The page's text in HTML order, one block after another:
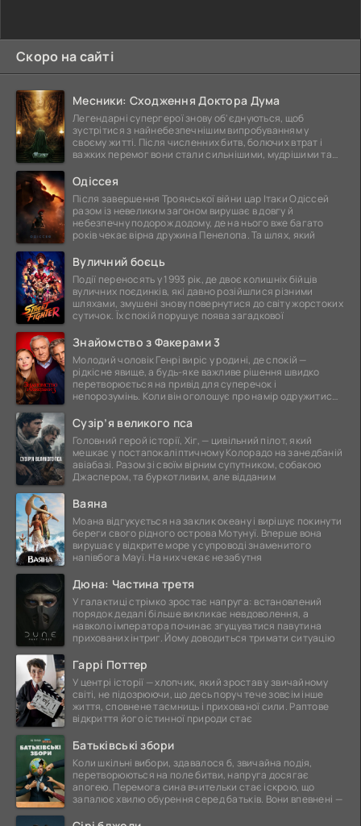
Скоро на сайті
Месники: Сходження Доктора Дума
Легендарні супергерої знову об'єднуються, щоб
зустрітися з найнебезпечнішим випробуванням у
своєму житті. Після численних битв, болючих втрат і
важких перемог вони стали сильнішими, мудрішими та
Одіссея
Після завершення Троянської війни цар Ітаки Одіссей
разом із невеликим загоном вирушає в довгу й
небезпечну подорож додому, де на нього вже багато
років чекає вірна дружина Пенелопа. Та шлях, який
Вуличний боєць
Події переносять у 1993 рік, де двоє колишніх бійців
вуличних поєдинків, які давно розійшлися різними
шляхами, змушені знову повернутися до світу жорстоких
сутичок. Їх спокій порушує поява загадкової
Знайомство з Факерами 3
Молодий чоловік Генрі виріс у родині, де спокій —
рідкісне явище, а будь-яке важливе рішення швидко
перетворюється на привід для суперечок і
непорозумінь. Коли він оголошує про намір одружитися,
Сузір’я великого пса
Головний герой історії, Хіг, — цивільний пілот, який
мешкає у постапокаліптичному Колорадо на занедбаній
авіабазі. Разом зі своїм вірним супутником, собакою
Джаспером, та буркотливим, але відданим
Ваяна
Моана відгукується на заклик океану і вирішує покинути
береги свого рідного острова Мотунуї. Вперше вона
вирушає у відкрите море у супроводі знаменитого
напівбога Мауї. На них чекає незабутня
Дюна: Частина третя
У галактиці стрімко зростає напруга: встановлений
порядок дедалі більше викликає невдоволення, а
навколо імператора починає згущуватися павутина
прихованих інтриг. Йому доводиться тримати ситуацію
Гаррі Поттер
У центрі історії — хлопчик, який зростав у звичайному
світі, не підозрюючи, що десь поруч тече зовсім інше
життя, сповнене таємниць і прихованої сили. Раптове
відкриття його істинної природи стає
Батьківські збори
Коли шкільні вибори, здавалося б, звичайна подія,
перетворюються на поле битви, напруга досягає
апогею. Перемога сина вчительки стає іскрою, що
запалює хвилю обурення серед батьків. Вони впевнені —